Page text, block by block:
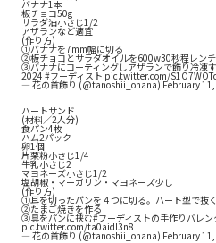
バナナ1本
板チョコ50g
サラダ油小さじ1/2
アザランなど適宜
(作り方)
①バナナを7mm幅に切る
②板チョコとサラダオイルを600w30秒程レン
③バナナにコーティングしアザランで飾り冷凍
2024#フーディストpic.twitter.com/
— 花の首飾り (@tanoshii_ohana)February
ハートサンド
(材料／2人分)
食パン4枚
ハム2パック
卵1個
片栗粉小さじ1/4
牛乳小さじ2
マヨネーズ小さじ1/2
塩胡椒・マーガリン・マヨネーズ少し
(作り方)
①耳を切ったパンを４つに切る。ハート型で抜く
②たまご焼きを作る
③具をパンに挟む#フーディストの手作りバレ
pic.twitter.com/ta0aidl3n8
— 花の首飾り (@tanoshii_ohana) February